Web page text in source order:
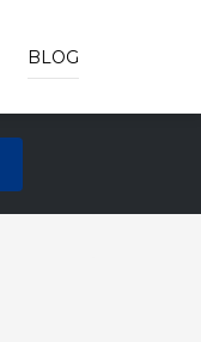
BLOG